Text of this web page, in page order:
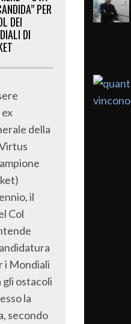
PER
DEI
DI
della
il
Col
i Mondiali
gli ostacoli
la
secondo